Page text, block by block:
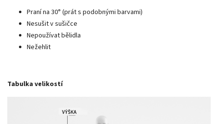
Praní na 30° (prát s podobnými barvami)
Nesušit v sušičce
Nepoužívat bělidla
Nežehlit
Tabulka velikostí